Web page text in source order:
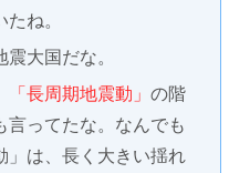
ね。
大国だな。
「長周期地震動」 の階
言ってたな。なんでも
」は、長く大きい揺れ